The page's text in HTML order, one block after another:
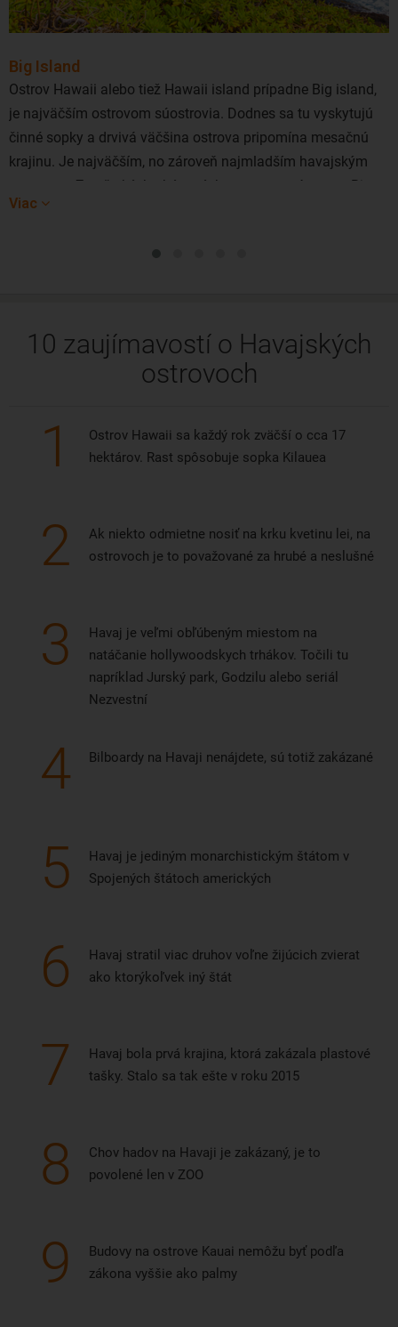
Big Island
Ostrov Hawaii alebo tiež Hawaii island prípadne Big island,
je najväčším ostrovom súostrovia. Dodnes sa tu vyskytujú
činné sopky a drvivá väčšina ostrova pripomína mesačnú
krajinu. Je najväčším, no zároveň najmladším havajským
ostrovom. Zo všetkých obývaných ostrovov má ostrov Big
island najmenšiu hustotu osídlenia.
Viac
10 zaujímavostí o Havajských
ostrovoch
1
Ostrov Hawaii sa každý rok zväčší o cca 17
hektárov. Rast spôsobuje sopka Kilauea
2
Ak niekto odmietne nosiť na krku kvetinu lei, na
ostrovoch je to považované za hrubé a neslušné
3
Havaj je veľmi obľúbeným miestom na
natáčanie hollywoodskych trhákov. Točili tu
napríklad Jurský park, Godzilu alebo seriál
Nezvestní
4 Bilboardy na Havaji nenájdete, sú totiž zakázané
5
Havaj je jediným monarchistickým štátom v
Spojených štátoch amerických
6
Havaj stratil viac druhov voľne žijúcich zvierat
ako ktorýkoľvek iný štát
7
Havaj bola prvá krajina, ktorá zakázala plastové
tašky. Stalo sa tak ešte v roku 2015
8
Chov hadov na Havaji je zakázaný, je to
povolené len v ZOO
9
Budovy na ostrove Kauai nemôžu byť podľa
zákona vyššie ako palmy